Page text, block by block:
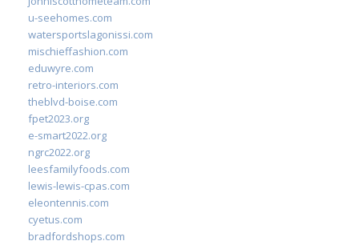
u-seehomes.com
watersportslagonissi.com
mischieffashion.com
eduwyre.com
retro-interiors.com
theblvd-boise.com
fpet2023.org
e-smart2022.org
ngrc2022.org
leesfamilyfoods.com
lewis-lewis-cpas.com
eleontennis.com
cyetus.com
bradfordshops.com